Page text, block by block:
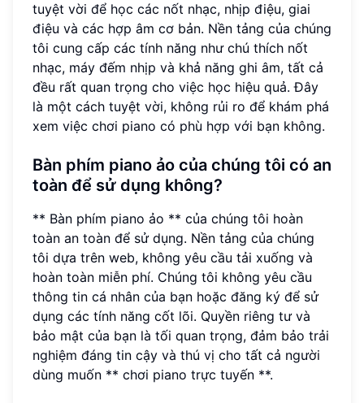
tuyệt vời để học các nốt nhạc, nhịp điệu, giai
điệu và các hợp âm cơ bản. Nền tảng của chúng
tôi cung cấp các tính năng như chú thích nốt
nhạc, máy đếm nhịp và khả năng ghi âm, tất cả
đều rất quan trọng cho việc học hiệu quả. Đây
là một cách tuyệt vời, không rủi ro để khám phá
xem việc chơi piano có phù hợp với bạn không.
Bàn phím piano ảo của chúng tôi có an
toàn để sử dụng không?
** Bàn phím piano ảo ** của chúng tôi hoàn
toàn an toàn để sử dụng. Nền tảng của chúng
tôi dựa trên web, không yêu cầu tải xuống và
hoàn toàn miễn phí. Chúng tôi không yêu cầu
thông tin cá nhân của bạn hoặc đăng ký để sử
dụng các tính năng cốt lõi. Quyền riêng tư và
bảo mật của bạn là tối quan trọng, đảm bảo trải
nghiệm đáng tin cậy và thú vị cho tất cả người
dùng muốn ** chơi piano trực tuyến **.